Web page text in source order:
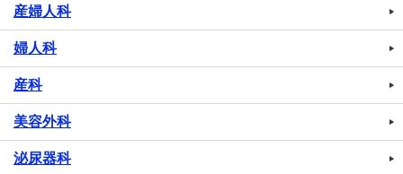
産婦人科
婦人科
産科
美容外科
泌尿器科